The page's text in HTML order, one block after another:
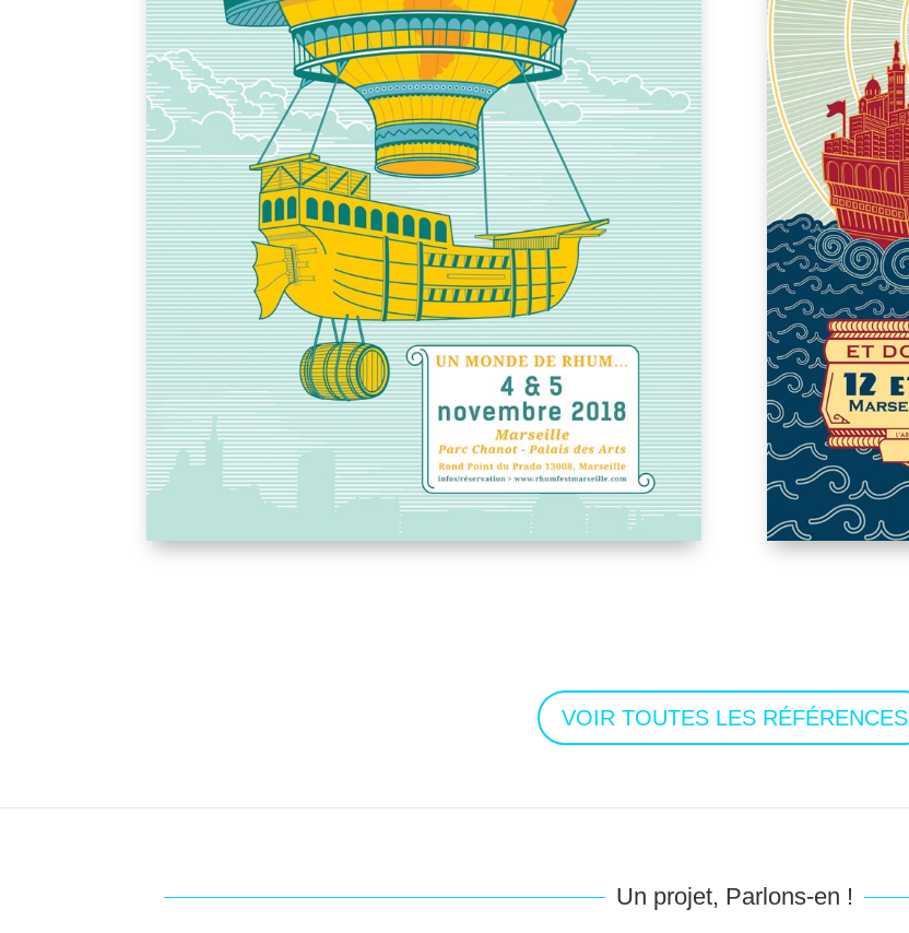
VOIR TOUTES LES RÉFÉRENCES
Un projet, Parlons-en !